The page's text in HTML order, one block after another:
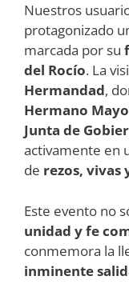
Nuestros
protagonizado
marcada por su
del Rocío. La
Hermandad,
Hermano
Junta de
activamente en
de rezos, vivas
Este evento no
unidad y fe
conmemora la
inminente